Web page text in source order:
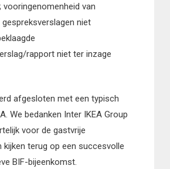
vooringenomenheid van
niet
rapport niet ter inzage
afgesloten met een typisch
We bedanken Inter IKEA Group
voor de gastvrije
kijken terug op een succesvolle
BIF-bijeenkomst.